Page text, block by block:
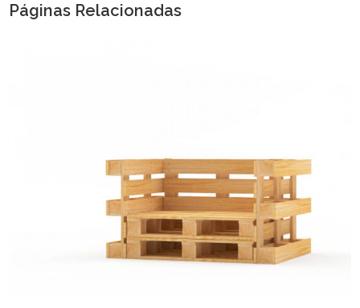
Páginas Relacionadas